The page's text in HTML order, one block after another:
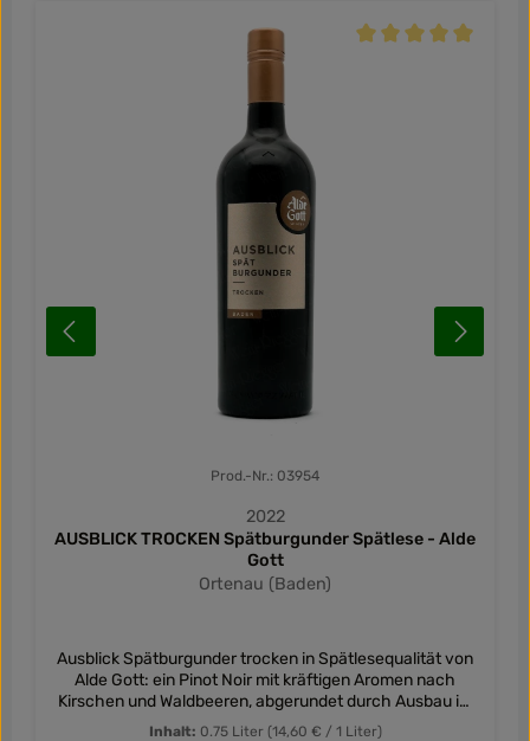
Prod.-Nr.: 03954
2022
AUSBLICK TROCKEN Spätburgunder Spätlese - Alde
Gott
Ortenau (Baden)
Ausblick Spätburgunder trocken in Spätlesequalität von
Alde Gott: ein Pinot Noir mit kräftigen Aromen nach
Kirschen und Waldbeeren, abgerundet durch Ausbau im
Holzfass.
Inhalt: 0.75 Liter (14,60 € / 1 Liter)